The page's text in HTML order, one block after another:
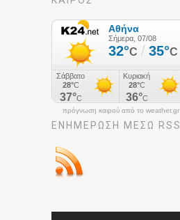
πρόγνωση καιρού από το weather.gr
ΕΝΗΜΈΡΩΣΉ ΜΕΣΩ RSS